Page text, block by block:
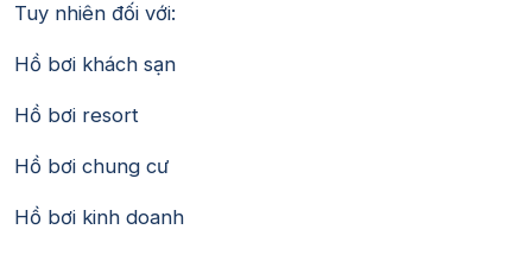
Tuy nhiên đối với:
Hồ bơi khách sạn
Hồ bơi resort
Hồ bơi chung cư
Hồ bơi kinh doanh